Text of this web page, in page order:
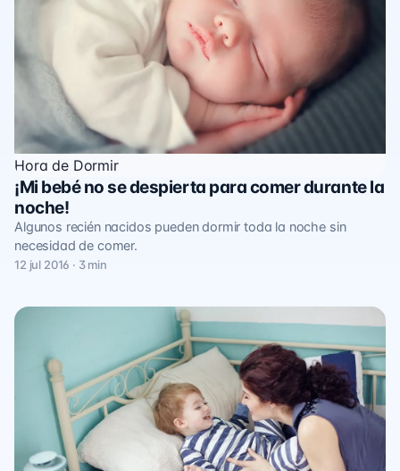
Hora de Dormir
¡Mi bebé no se despierta para comer durante la
noche!
Algunos recién nacidos pueden dormir toda la noche sin
necesidad de comer.
12 jul 2016 · 3 min